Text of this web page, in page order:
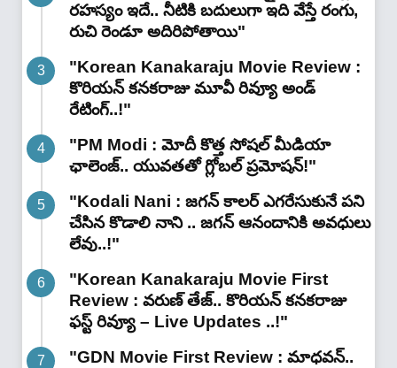
రహస్యం ఇదే.. నీటికి బదులుగా ఇది వేస్తే రంగు,
రుచి రెండూ అదిరిపోతాయి"
"Korean Kanakaraju Movie Review :
కొరియన్ కనకరాజు మూవీ రివ్యూ అండ్
రేటింగ్‌..!"
"PM Modi : మోదీ కొత్త సోషల్ మీడియా
ఛాలెంజ్.. యువతతో గ్లోబల్ ప్రమోషన్!"
"Kodali Nani : జగన్ కాలర్ ఎగరేసుకునే పని
చేసిన కొడాలి నాని .. జగన్ ఆనందానికి అవధులు
లేవు..!"
"Korean Kanakaraju Movie First
Review : వరుణ్ తేజ్.. కొరియన్ కనకరాజు
ఫస్ట్ రివ్యూ – Live Updates ..!"
"GDN Movie First Review : మాధవన్..